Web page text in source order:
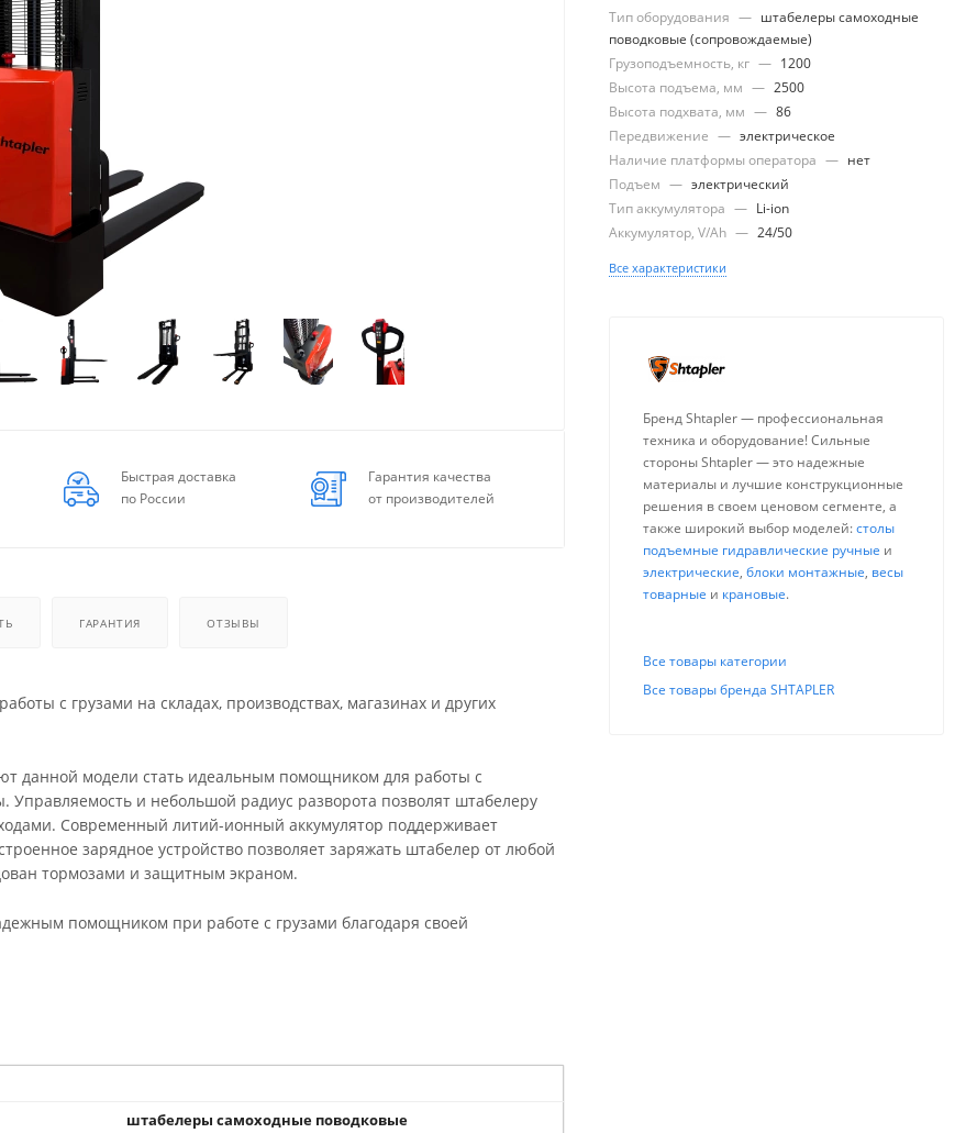
Быстрая доставка
по России
Гарантия качества
от производителей
ГАРАНТИЯ ОТЗЫВЫ
с грузами на складах, производствах, магазинах и других
данной модели стать идеальным помощником для работы с
и небольшой радиус разворота позволят штабелеру
Современный литий-ионный аккумулятор поддерживает
зарядное устройство позволяет заряжать штабелер от любой
тормозами и защитным экраном.
помощником при работе с грузами благодаря своей
штабелеры самоходные поводковые
Тип оборудования — штабелеры самоходные
поводковые (сопровождаемые)
Грузоподъемность, кг — 1200
Высота подъема, мм — 2500
Высота подхвата, мм — 86
Передвижение — электрическое
Наличие платформы оператора — нет
Подъем — электрический
Тип аккумулятора — Li-ion
Аккумулятор, V/Ah — 24/50
Все характеристики
Бренд Shtapler — профессиональная
техника и оборудование! Сильные
стороны Shtapler — это надежные
материалы и лучшие конструкционные
решения в своем ценовом сегменте, а
также широкий выбор моделей:столы
подъемные гидравлические ручные и
электрические, блоки монтажные, весы
товарные и крановые.
Все товары категории
Все товары бренда SHTAPLER